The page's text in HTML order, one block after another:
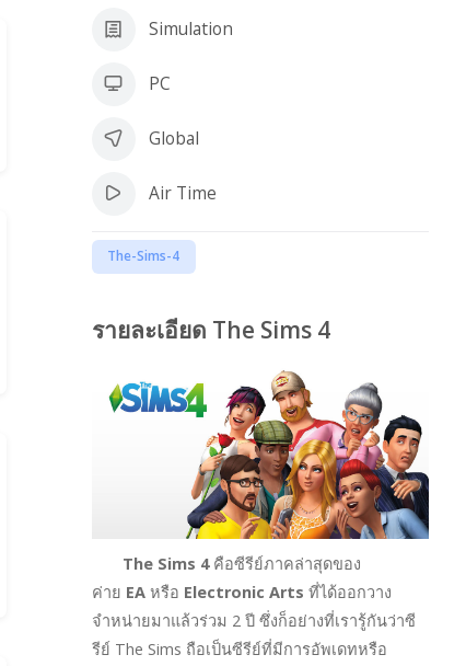
Simulation
PC
Global
Air Time
The-Sims-4
รายละเอียด The Sims 4
The Sims 4คือซีรีย์ภาคล่าสุดของ
ค่าย EA หรือ Electronic Arts ที่ได้ออกวาง
จำหน่ายมาแล้วร่วม 2 ปี ซึ่งก็อย่างที่เรารู้กันว่าซี
รีย์ The Sims ถือเป็นซีรีย์ที่มีการอัพเดทหรือ